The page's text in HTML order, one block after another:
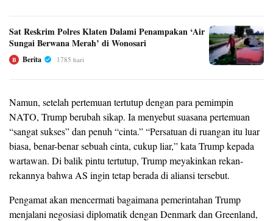
Sat Reskrim Polres Klaten Dalami Penampakan ‘Air
Sungai Berwana Merah’ di Wonosari
B Berita 1785 hari
Namun, setelah pertemuan tertutup dengan para pemimpin
NATO, Trump berubah sikap. Ia menyebut suasana pertemuan
“sangat sukses” dan penuh “cinta.” “Persatuan di ruangan itu luar
biasa, benar-benar sebuah cinta, cukup liar,” kata Trump kepada
wartawan. Di balik pintu tertutup, Trump meyakinkan rekan-
rekannya bahwa AS ingin tetap berada di aliansi tersebut.
Pengamat akan mencermati bagaimana pemerintahan Trump
menjalani negosiasi diplomatik dengan Denmark dan Greenland,